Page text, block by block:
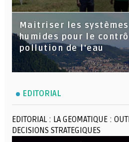
Maitriser les systèmes
humides pour le
pollution de l'eau
EDITORIAL
EDITORIAL : LA GEOMATIQUE :
DECISIONS STRATEGIQUES